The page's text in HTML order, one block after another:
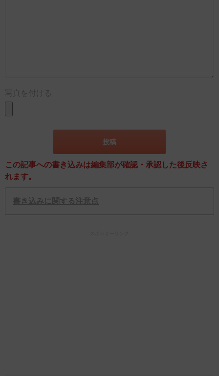
写真を付ける
この記事への書き込みは編集部が確認・承認した後反映さ
れます。
書き込みに関する注意点